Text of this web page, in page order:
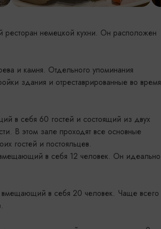
ресторан немецкой кухни. Он расположен
и камня. Отдельного упоминания
здания и отреставрированные во время
в себя 60 гостей и состоящий из двух
В этом зале проходят все основные
гостей и постояльцев.
в себя 12 человек. Он идеально
вмещающий в себя 20 человек. Чаще всего